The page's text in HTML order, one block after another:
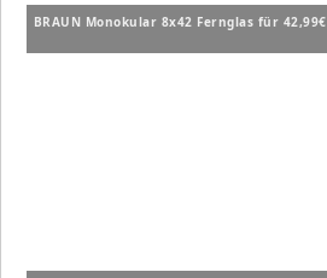
BRAUN Monokular 8x42 Fernglas für 42,99€